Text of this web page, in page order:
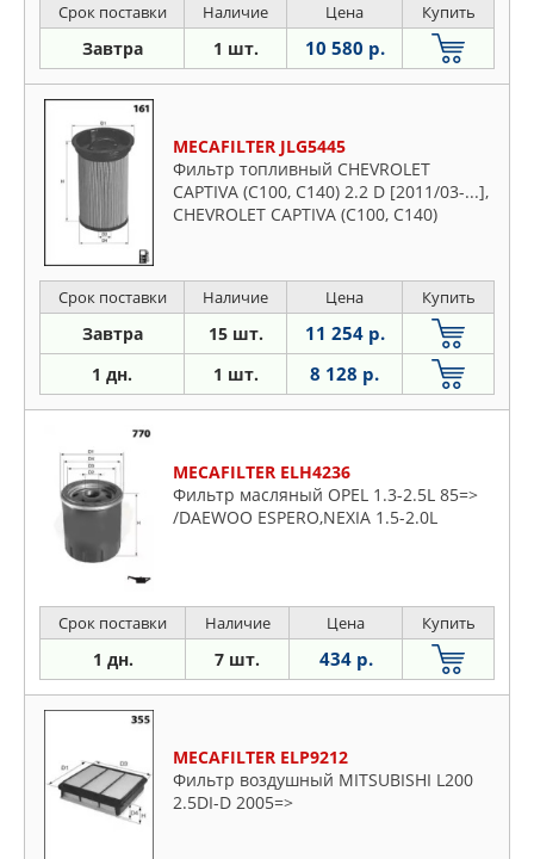
Срок поставки Наличие Цена Купить
Завтра 1 шт. 10 580 р.
MECAFILTER JLG5445
Фильтр топливный CHEVROLET
CAPTIVA (C100, C140) 2.2 D [2011/03-...],
CHEVROLET CAPTIVA (C100, C140)
Срок поставки Наличие Цена Купить
Завтра 15 шт. 11 254 р.
1 дн. 1 шт. 8 128 р.
MECAFILTER ELH4236
Фильтр масляный OPEL 1.3-2.5L 85=>
/DAEWOO ESPERO,NEXIA 1.5-2.0L
Срок поставки Наличие Цена Купить
1 дн. 7 шт. 434 р.
MECAFILTER ELP9212
Фильтр воздушный MITSUBISHI L200
2.5DI-D 2005=>